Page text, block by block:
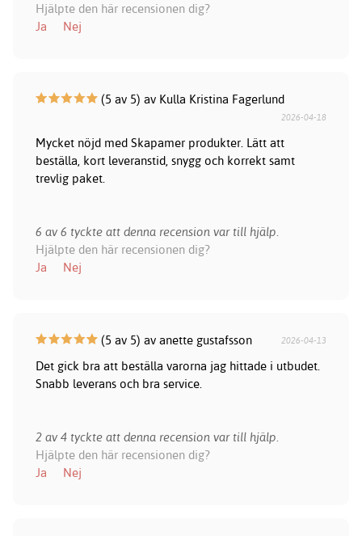
Hjälpte den här recensionen dig?
Ja
Nej
(5 av 5) av Kulla Kristina Fagerlund
2026-04-18
Mycket nöjd med Skapamer produkter. Lätt att
beställa, kort leveranstid, snygg och korrekt samt
trevlig paket.
6 av 6 tyckte att denna recension var till hjälp.
Hjälpte den här recensionen dig?
Ja
Nej
(5 av 5) av anette gustafsson 2026-04-13
Det gick bra att beställa varorna jag hittade i utbudet.
Snabb leverans och bra service.
2 av 4 tyckte att denna recension var till hjälp.
Hjälpte den här recensionen dig?
Ja
Nej